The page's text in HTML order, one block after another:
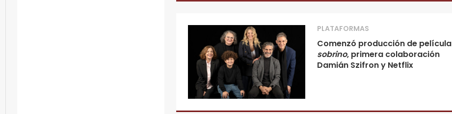
PLATAFORMAS
Comenzó producción de película
sobrino, primera colaboración
Damián Szifron y Netflix